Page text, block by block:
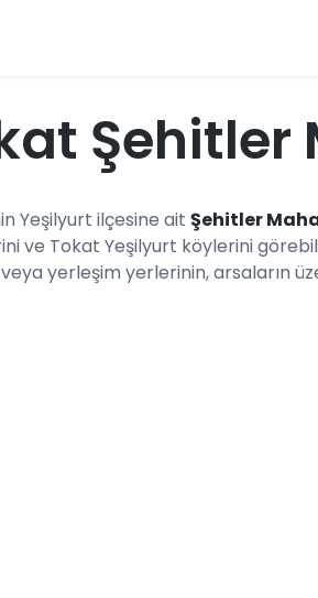
Şehitler
Yeşilyurt ilçesine ait Şehitler
ve Tokat Yeşilyurt köylerini
yerleşim yerlerinin, arsaların